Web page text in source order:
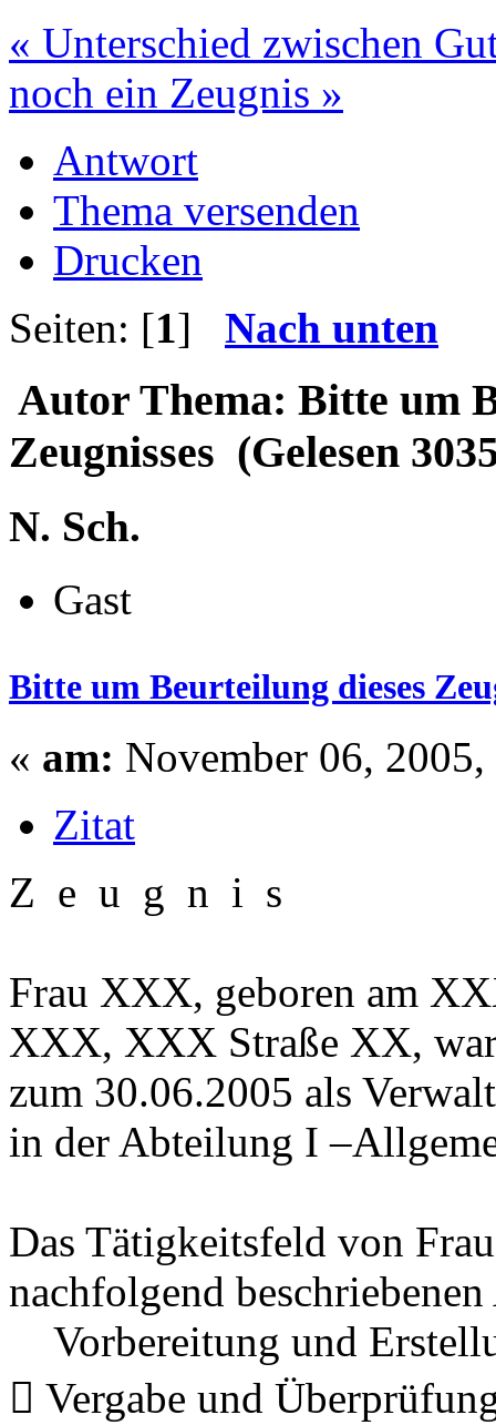
« Unterschied zwischen
noch ein Zeugnis »
Antwort
Thema versenden
Drucken
Seiten: [1] Nach unten
Autor Thema: Bitte um
Zeugnisses (Gelesen
N. Sch.
Gast
Bitte um Beurteilung dieses
« am: November 06,
Zitat
Z e u g n i s
Frau XXX, geboren am
XXX, XXX Straße XX,
zum 30.06.2005 als
in der Abteilung I
Das Tätigkeitsfeld von
nachfolgend
Vorbereitung und
 Vergabe und